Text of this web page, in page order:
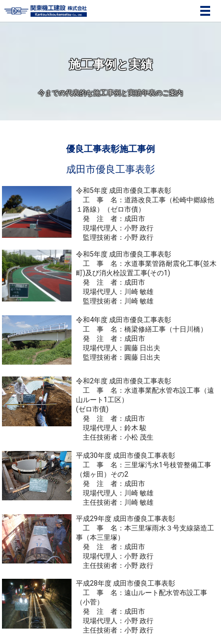
メ
施工事例と実績
今までの代表的な施工事例と実績年表のご案内
優良工事表彰施工事例
成田市優良工事表彰
令和5年度 成田市優良工事表彰
工 事 名：道路改良工事（松崎中郷線他
１路線）（ゼロ市債）
発 注 者：成田市
現場代理人：小野 政行
監理技術者：小野 政行
令和5年度 成田市優良工事表彰
工 事 名：水道事業管路耐震化工事(並木
町)及び消火栓設置工事(その1)
発 注 者：成田市
現場代理人：川崎 敏雄
監理技術者：川崎 敏雄
令和4年度 成田市優良工事表彰
工 事 名：橋梁修繕工事（十日川橋）
発 注 者：成田市
現場代理人：圓藤 日出夫
監理技術者：圓藤 日出夫
令和2年度 成田市優良工事表彰
工 事 名：水道事業配水管布設工事（遠
山ルート1工区）
(ゼロ市債)
発 注 者：成田市
現場代理人：鈴木 駿
主任技術者：小松 茂生
平成30年度 成田市優良工事表彰
工 事 名：三里塚汚水1号枝管整備工事
（畑ヶ田）その2
発 注 者：成田市
現場代理人：川崎 敏雄
主任技術者：川崎 敏雄
平成29年度 成田市優良工事表彰
工 事 名：本三里塚雨水３号支線築造工
事（本三里塚）
発 注 者：成田市
現場代理人：小野 政行
主任技術者：小野 政行
平成28年度 成田市優良工事表彰
工 事 名：遠山ルート配水管布設工事
（小菅）
発 注 者：成田市
現場代理人：小野 政行
主任技術者：小野 政行